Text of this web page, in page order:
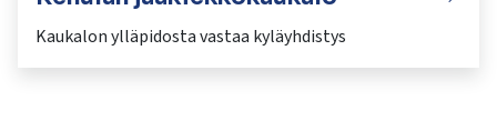
Kaukalon ylläpidosta vastaa kyläyhdistys